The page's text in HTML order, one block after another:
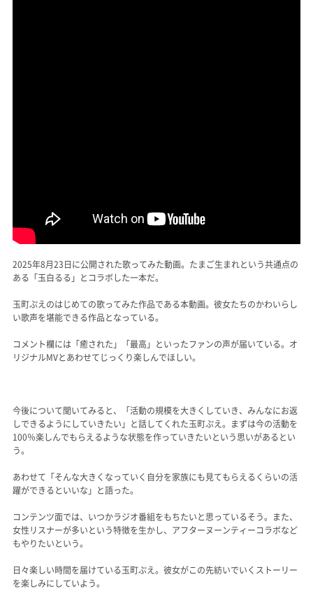
2025年8月23日に公開された歌ってみた動画。たまご生まれという共通点の
ある「玉白るる」とコラボした一本だ。
玉町ぷえのはじめての歌ってみた作品である本動画。彼女たちのかわいらし
い歌声を堪能できる作品となっている。
コメント欄には「癒された」「最高」といったファンの声が届いている。オ
リジナルMVとあわせてじっくり楽しんでほしい。
今後について聞いてみると、「活動の規模を大きくしていき、みんなにお返
しできるようにしていきたい」と話してくれた玉町ぷえ。まずは今の活動を
100％楽しんでもらえるような状態を作っていきたいという思いがあるとい
う。
あわせて「そんな大きくなっていく自分を家族にも見てもらえるくらいの活
躍ができるといいな」と語った。
コンテンツ面では、いつかラジオ番組をもちたいと思っているそう。また、
女性リスナーが多いという特徴を生かし、アフターヌーンティーコラボなど
もやりたいという。
日々楽しい時間を届けている玉町ぷえ。彼女がこの先紡いでいくストーリー
を楽しみにしていよう。